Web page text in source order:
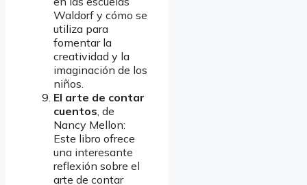
Waldorf y cómo se
utiliza para
fomentar la
creatividad y la
imaginación de los
niños.
El arte de contar
cuentos, de
Nancy Mellon:
Este libro ofrece
una interesante
reflexión sobre el
arte de contar